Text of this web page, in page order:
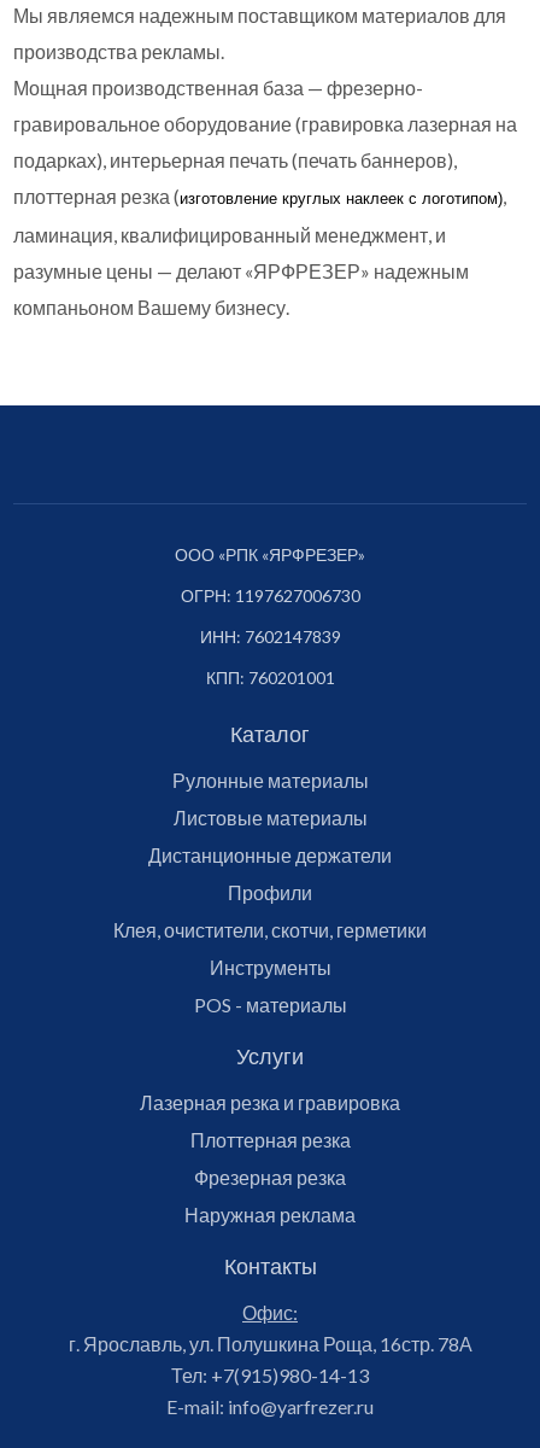
Мы являемся надежным поставщиком материалов для
производства рекламы.
Мощная производственная база — фрезерно-
гравировальное оборудование (гравировка лазерная на
подарках), интерьерная печать (печать баннеров),
плоттерная резка (изготовление круглыхнаклеек с логотипом),
ламинация, квалифицированный менеджмент, и
разумные цены — делают «ЯРФРЕЗЕР» надежным
компаньоном Вашему бизнесу.
ООО «РПК «ЯРФРЕЗЕР»
ОГРН: 1197627006730
ИНН: 7602147839
КПП: 760201001
Каталог
Рулонные материалы
Листовые материалы
Дистанционные держатели
Профили
Клея, очистители, скотчи, герметики
Инструменты
POS - материалы
Услуги
Лазерная резка и гравировка
Плоттерная резка
Фрезерная резка
Наружная реклама
Контакты
Офис:
г. Ярославль, ул. Полушкина Роща, 16стр. 78А
Тел: +7(915)980-14-13
E-mail: info@yarfrezer.ru